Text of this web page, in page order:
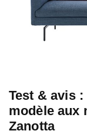
Test & avis :
modèle aux
Zanotta